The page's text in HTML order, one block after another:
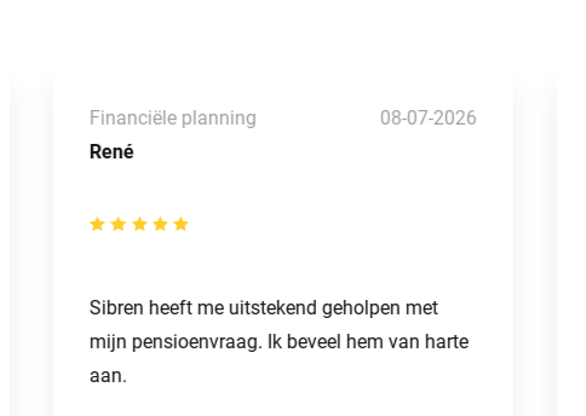
René
Financiële planning 08-07-2026
Sibren heeft me uitstekend geholpen met
mijn pensioenvraag. Ik beveel hem van harte
aan.